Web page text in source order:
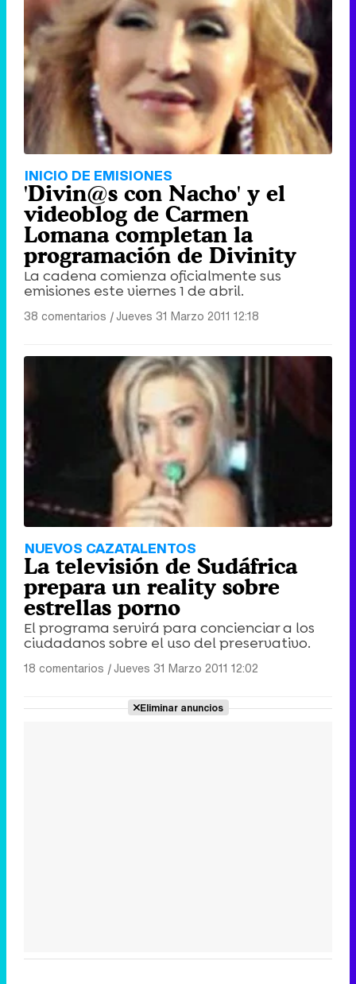
INICIO DE EMISIONES
'Divin@s con Nacho' y el
videoblog de Carmen
Lomana completan la
programación de Divinity
La cadena comienza oficialmente sus
emisiones este viernes 1 de abril.
38 comentarios |Jueves 31 Marzo 2011 12:18
NUEVOS CAZATALENTOS
La televisión de Sudáfrica
prepara un reality sobre
estrellas porno
El programa servirá para concienciar a los
ciudadanos sobre el uso del preservativo.
18 comentarios |Jueves 31 Marzo 2011 12:02
Eliminar anuncios